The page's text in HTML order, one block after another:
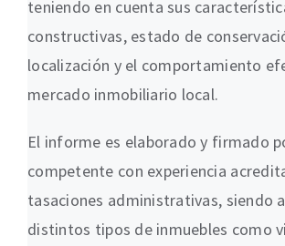
teniendo en cuenta sus
constructivas, estado de
localización y el comportamiento
mercado inmobiliario local.
El informe es elaborado y firmado
competente con experiencia
tasaciones administrativas, siendo
distintos tipos de inmuebles como